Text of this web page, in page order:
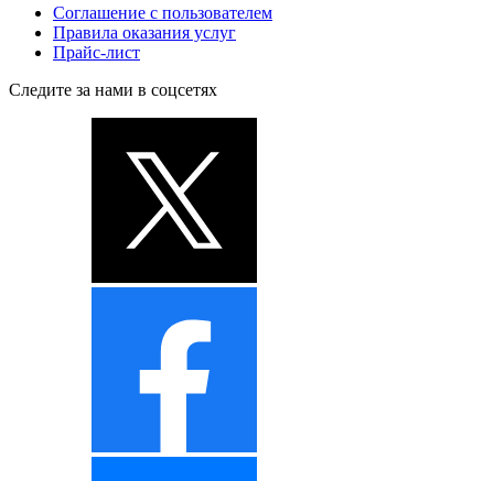
Соглашение с пользователем
Правила оказания услуг
Прайс-лист
Следите за нами в соцсетях